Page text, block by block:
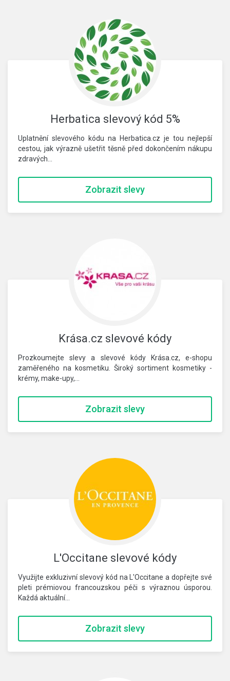
Herbatica slevový kód 5%
Uplatnění slevového kódu na Herbatica.cz je tou nejlepší
cestou, jak výrazně ušetřit těsně před dokončením nákupu
zdravých…
Zobrazit slevy
Krása.cz slevové kódy
Prozkoumejte slevy a slevové kódy Krása.cz, e-shopu
zaměřeného na kosmetiku. Široký sortiment kosmetiky -
krémy, make-upy,…
Zobrazit slevy
L'Occitane slevové kódy
Využijte exkluzivní slevový kód na L'Occitane a dopřejte své
pleti prémiovou francouzskou péči s výraznou úsporou.
Každá aktuální…
Zobrazit slevy